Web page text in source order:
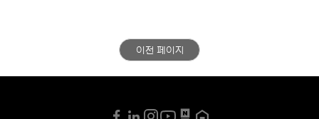
이전 페이지